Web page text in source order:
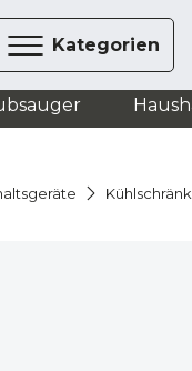
Kategorien